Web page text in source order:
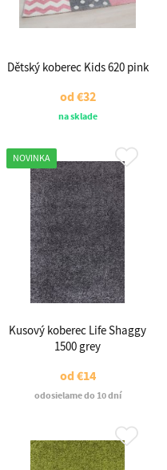
Dětský koberec Kids 620 pink
od€32
na sklade
NOVINKA
Kusový koberec Life Shaggy
1500 grey
od€14
odosielame do 10 dní